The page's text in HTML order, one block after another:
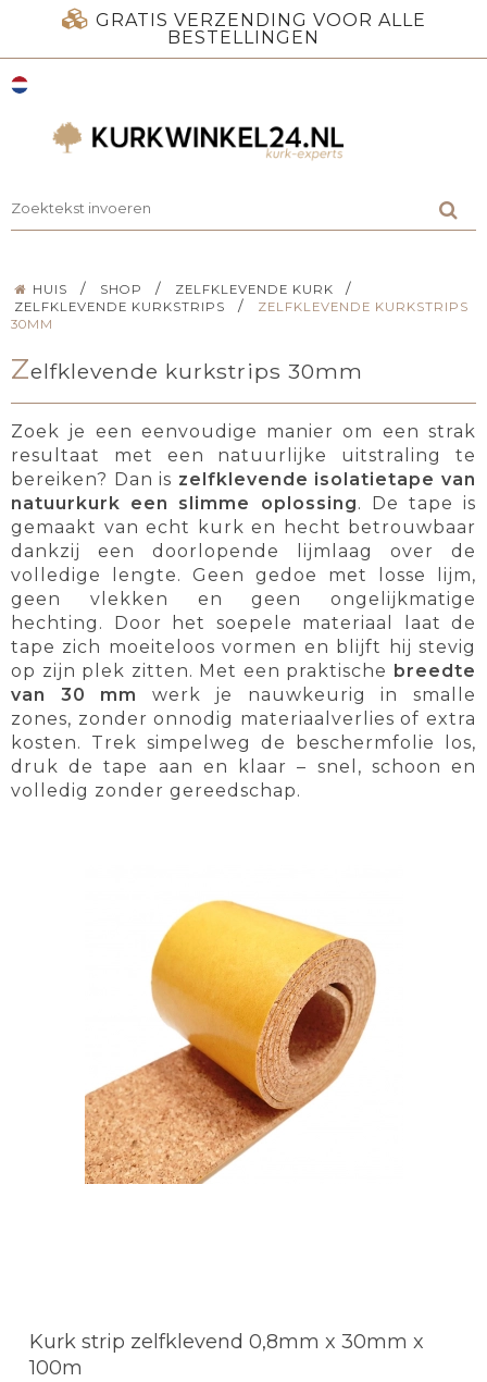
GRATIS VERZENDING VOOR ALLE
BESTELLINGEN
HUIS / SHOP / ZELFKLEVENDE KURK /
ZELFKLEVENDE KURKSTRIPS /
ZELFKLEVENDE KURKSTRIPS
30MM
Zelfklevende kurkstrips 30mm
Zoek je een eenvoudige manier om een strak
resultaat met een natuurlijke uitstraling te
bereiken? Dan is zelfklevende isolatietape van
natuurkurk een slimme oplossing. De tape is
gemaakt van echt kurk en hecht betrouwbaar
dankzij een doorlopende lijmlaag over de
volledige lengte. Geen gedoe met losse lijm,
geen vlekken en geen ongelijkmatige
hechting. Door het soepele materiaal laat de
tape zich moeiteloos vormen en blijft hij stevig
op zijn plek zitten. Met een praktische breedte
van 30 mm
werk je nauwkeurig in smalle
zones, zonder onnodig materiaalverlies of extra
kosten. Trek simpelweg de beschermfolie los,
druk de tape aan en klaar – snel, schoon en
volledig zonder gereedschap.
Kurk strip zelfklevend 0,8mm x 30mm x
100m